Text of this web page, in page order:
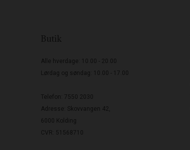
Butik
Alle hverdage: 10.00 - 20.00
Lørdag og søndag: 10.00 - 17.00
Telefon: 7550 2030
Adresse: Skovvangen 42,
6000 Kolding
CVR: 51568710